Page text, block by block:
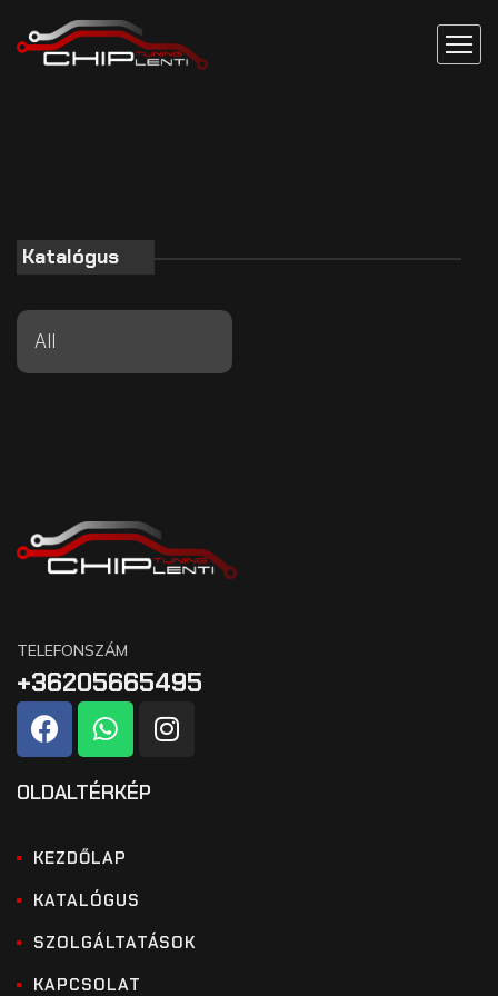
Katalógus
All
TELEFONSZÁM
+36205665495
OLDALTÉRKÉP
KEZDŐLAP
KATALÓGUS
SZOLGÁLTATÁSOK
KAPCSOLAT